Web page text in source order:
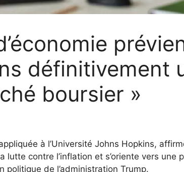
définitivement
boursier »
à l’Université Johns Hopkins,
contre l’inflation et s’oriente vers une
politique de l’administration Trump.